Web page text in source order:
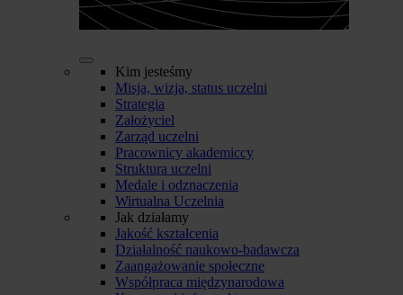
Kim jesteśmy
Misja, wizja, status uczelni
Strategia
Założyciel
Zarząd uczelni
Pracownicy akademiccy
Struktura uczelni
Medale i odznaczenia
Wirtualna Uczelnia
Jak działamy
Jakość kształcenia
Działalność naukowo-badawcza
Zaangażowanie społeczne
Współpraca międzynarodowa